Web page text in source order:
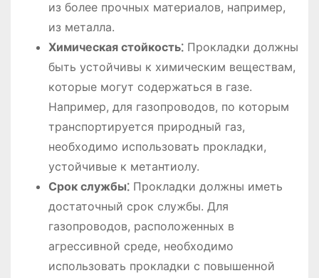
из более прочных материалов, например,
из металла.
Химическая стойкость⁚Прокладки должны
быть устойчивы к химическим веществам,
которые могут содержаться в газе.
Например, для газопроводов, по которым
транспортируется природный газ,
необходимо использовать прокладки,
устойчивые к метантиолу.
Срок службы⁚Прокладки должны иметь
достаточный срок службы. Для
газопроводов, расположенных в
агрессивной среде, необходимо
использовать прокладки с повышенной